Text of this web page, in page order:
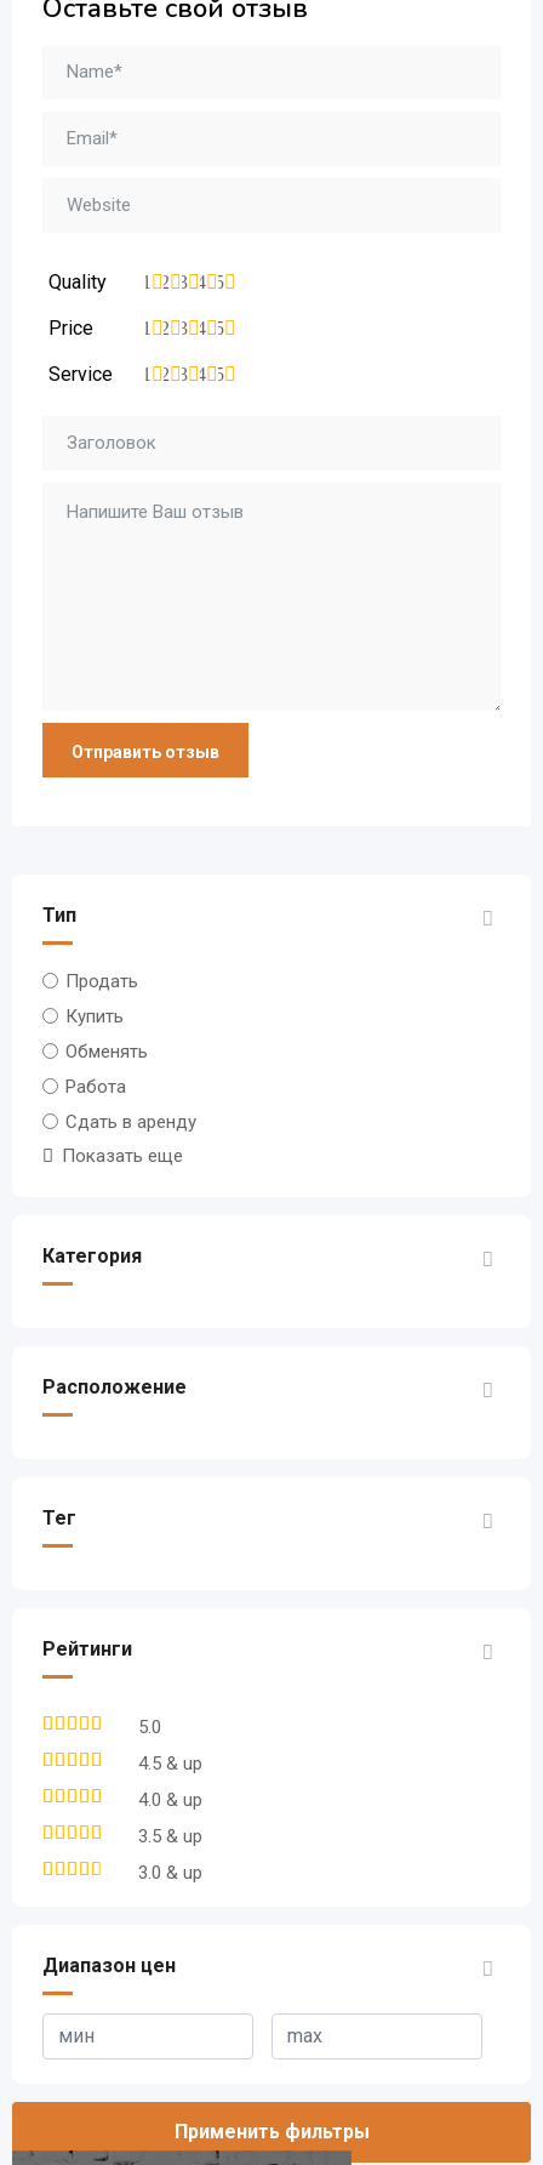
Оставьте свой отзыв
Quality 5
4
3
2
1
Price 5
4
3
2
1
Service 5
4
3
2
1
Тип
Продать
Купить
Обменять
Работа
Сдать в аренду
Показать еще
Категория
Расположение
Тег
Рейтинги
5.0
4.5 & up
4.0 & up
3.5 & up
3.0 & up
Диапазон цен
Применить фильтры